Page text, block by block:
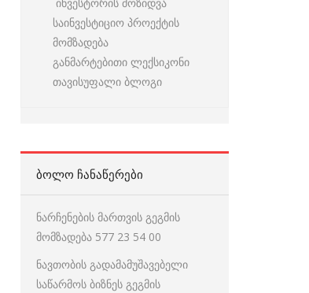
საინვესტიციო პროექტის
მომზადება
განმარტებითი ლექსიკონი
თავისუფალი ბლოგი
ᲑᲝᲚᲝ ᲩᲐᲜᲐᲬᲔᲠᲔᲑᲘ
ნარჩენების მართვის გეგმის
მომზადება 577 23 54 00
ნავთობის გადამამუშავებელი
საწარმოს ბიზნეს გეგმის